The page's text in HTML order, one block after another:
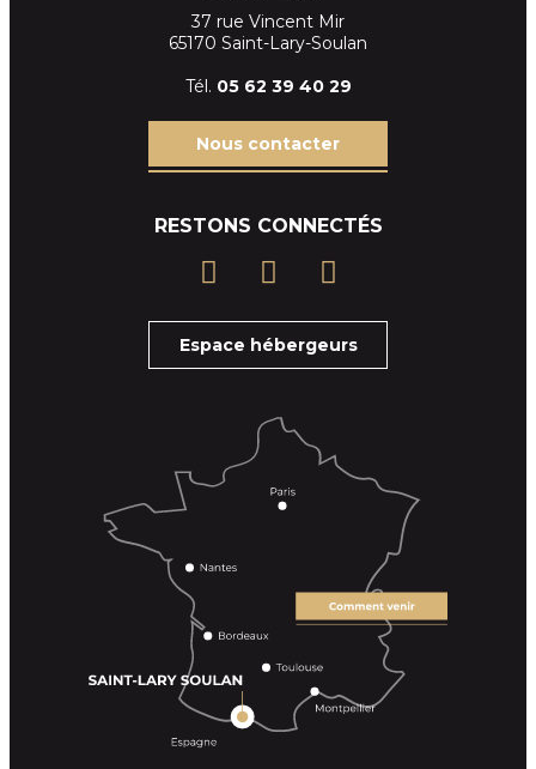
37 rue Vincent Mir
65170 Saint-Lary-Soulan
Tél. 05 62 39 40 29
Nous contacter
RESTONS CONNECTÉS
Espace hébergeurs